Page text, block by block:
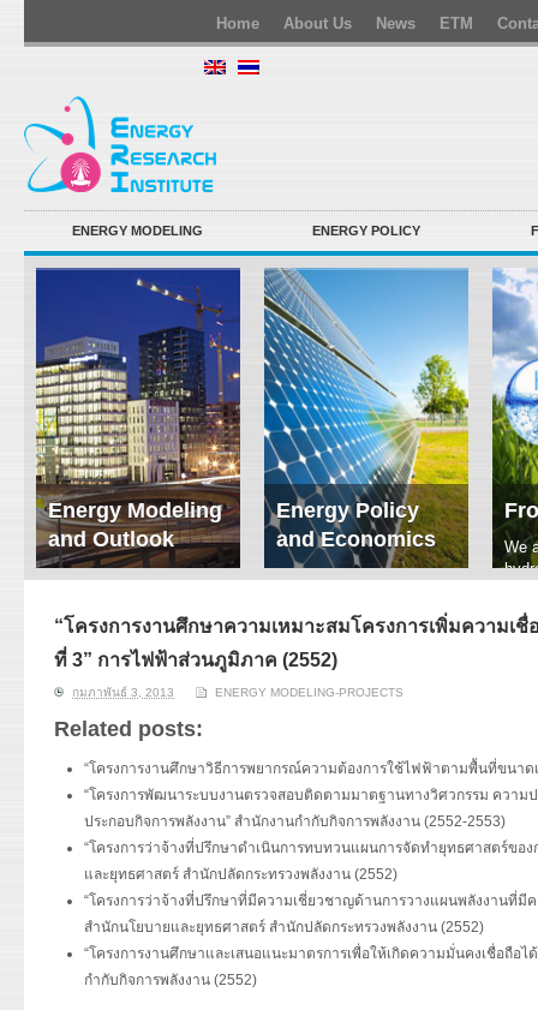
Home About Us News ETM
ENERGY MODELING ENERGY POLICY
Energy Modeling
and Outlook
ERI conducts rigorous
energy supply and
energy-consuming
sectors. Our analyses
have been used for …
Energy Policy
and Economics
We focus on solar
innovation, solar PV
policy. Two patent-
pending, non-tracking
We
“โครงการงานศึกษาความเหมาะสมโครงการเพิ่มความเ
ที่ 3” การไฟฟ้าส่วนภูมิภาค (2552)
กุมภาพันธ์ 3, 2013 ENERGY MODELING-PROJECTS
Related posts:
“โครงการงานศึกษาวิธีการพยากรณ์ความต้องการใช้ไฟฟ้าตามพื้นที่ขนาด
“โครงการพัฒนาระบบงานตรวจสอบติดตามมาตฐานทางวิศวกรรม ความ
ประกอบกิจการพลังงาน” สำนักงานกำกับกิจการพลังงาน (2552-2553)
“โครงการว่าจ้างที่ปรึกษาดำเนินการทบทวนแผนการจัดทำยุทธศาสตร์ของ
และยุทธศาสตร์ สำนักปลัดกระทรวงพลังงาน (2552)
“โครงการว่าจ้างที่ปรึกษาที่มีความเชี่ยวชาญด้านการวางแผนพลังงานที่มีค
สำนักนโยบายและยุทธศาสตร์ สำนักปลัดกระทรวงพลังงาน (2552)
“โครงการงานศึกษาและเสนอแนะมาตรการเพื่อให้เกิดความมั่นคงเชื่อถือ
กำกับกิจการพลังงาน (2552)